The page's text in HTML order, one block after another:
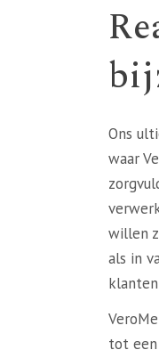
Ons
waar
willen
als in
tot een